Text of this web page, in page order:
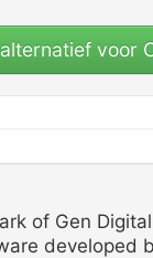
voor
of Gen
developed